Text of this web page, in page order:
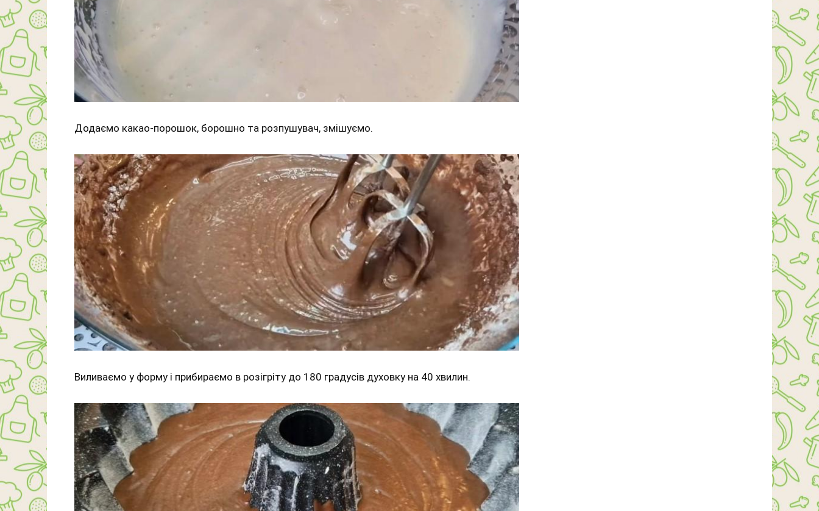
Додаємо какао-порошок, борошно та розпушувач, змішуємо.
Виливаємо у форму і прибираємо в розігріту до 180 градусів духовку на 40 хвилин.